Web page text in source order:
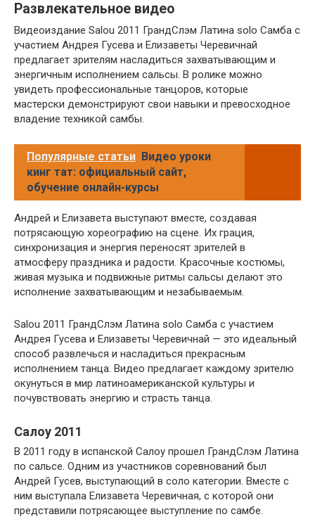
Развлекательное видео
Видеоиздание Salou 2011 ГрандСлэм Латина solo Самба с
участием Андрея Гусева и Елизаветы Черевичнай
предлагает зрителям насладиться захватывающим и
энергичным исполнением сальсы. В ролике можно
увидеть профессиональные танцоров, которые
мастерски демонстрируют свои навыки и превосходное
владение техникой самбы.
Популярные статьи Видео уроки
кинг тат: официальный сайт,
обучение онлайн-курсы
Андрей и Елизавета выступают вместе, создавая
потрясающую хореографию на сцене. Их грация,
синхронизация и энергия переносят зрителей в
атмосферу праздника и радости. Красочные костюмы,
живая музыка и подвижные ритмы сальсы делают это
исполнение захватывающим и незабываемым.
Salou 2011 ГрандСлэм Латина solo Самба с участием
Андрея Гусева и Елизаветы Черевичнай — это идеальный
способ развлечься и насладиться прекрасным
исполнением танца. Видео предлагает каждому зрителю
окунуться в мир латиноамериканской культуры и
почувствовать энергию и страсть танца.
Салоу 2011
В 2011 году в испанской Салоу прошел ГрандСлэм Латина
по сальсе. Одним из участников соревнований был
Андрей Гусев, выступающий в соло категории. Вместе с
ним выступала Елизавета Черевичная, с которой они
представили потрясающее выступление по самбе.